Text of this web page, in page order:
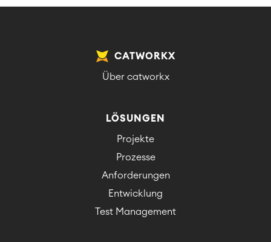
CATWORKX
Über catworkx
LÖSUNGEN
Projekte
Prozesse
Anforderungen
Entwicklung
Test Management